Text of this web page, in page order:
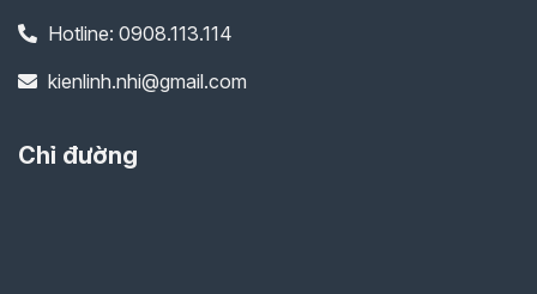
Hotline: 0908.113.114
kienlinh.nhi@gmail.com
Chỉ đường